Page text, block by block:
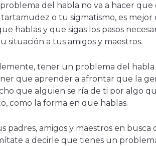
del habla no va a hacer que
o tu sigmatismo, es mejor
hablas y que sigas los pasos
situación a tus amigos y maestros.
tener un problema del
que aprender a afrontar que la
que alguien se ría de ti por algo
como la forma en que hablas.
padres, amigos y maestros en busca
a decirle que tienes un